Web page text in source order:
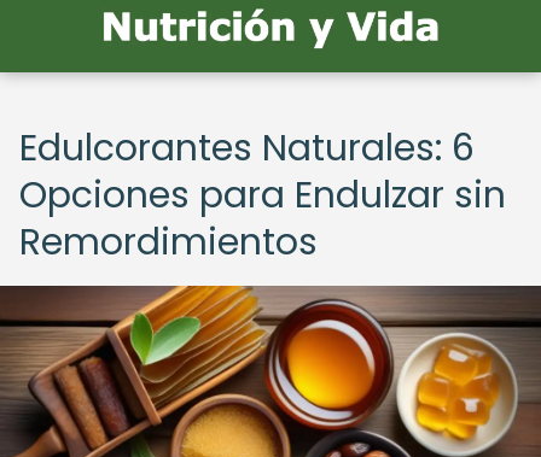
Edulcorantes Naturales: 6
Opciones para Endulzar sin
Remordimientos